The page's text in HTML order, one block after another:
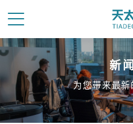
新
为您带来最